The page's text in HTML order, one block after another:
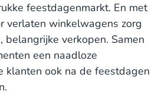
feestdagenmarkt. En met
verlaten winkelwagens zorg
belangrijke verkopen. Samen
een naadloze
klanten ook na de feestdagen